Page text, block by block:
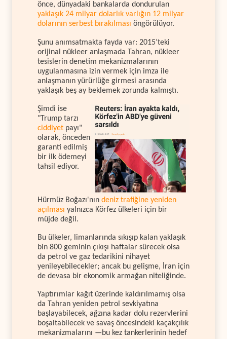
önce, dünyadaki bankalarda dondurulan
yaklaşık 24 milyar dolarlık varlığın 12 milyar
dolarının serbest bırakılması öngörülüyor.
Şunu anımsatmakta fayda var: 2015’teki
orijinal nükleer anlaşmada Tahran, nükleer
tesislerin denetim mekanizmalarının
uygulanmasına izin vermek için imza ile
anlaşmanın yürürlüğe girmesi arasında
yaklaşık beş ay beklemek zorunda kalmıştı.
Şimdi ise
"Trump tarzı
ciddiyet payı"
olarak, önceden
garanti edilmiş
bir ilk ödemeyi
tahsil ediyor.
Hürmüz Boğazı'nın deniz trafiğine yeniden
açılması yalnızca Körfez ülkeleri için bir
müjde değil.
Bu ülkeler, limanlarında sıkışıp kalan yaklaşık
bin 800 geminin çıkışı haftalar sürecek olsa
da petrol ve gaz tedarikini nihayet
yenileyebilecekler; ancak bu gelişme, İran için
de devasa bir ekonomik armağan niteliğinde.
Yaptırımlar kağıt üzerinde kaldırılmamış olsa
da Tahran yeniden petrol sevkiyatına
başlayabilecek, ağzına kadar dolu rezervlerini
boşaltabilecek ve savaş öncesindeki kaçakçılık
mekanizmalarını —bu kez tankerlerinin hedef